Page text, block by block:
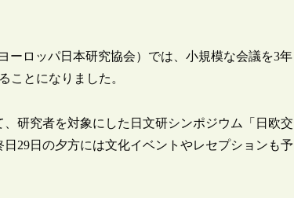
ーロッパ日本研究協会）では、小規模な会議を3年
ことになりました。
研究者を対象にした日文研シンポジウム「日欧交
29日の夕方には文化イベントやレセプションも予